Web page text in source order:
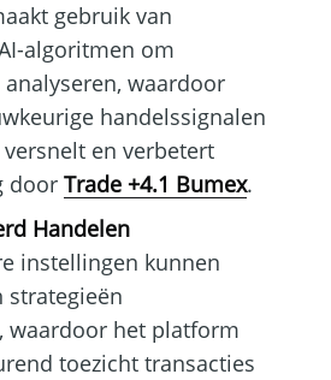
gebruik van
algoritmen om
waardoor
handelssignalen
en verbetert
door Trade +4.1 Bumex.
Handelen
instellingen kunnen
strategieën
waardoor het platform
toezicht transacties